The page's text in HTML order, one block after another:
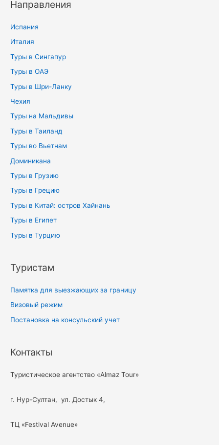
Направления
Испания
Италия
Туры в Сингапур
Туры в ОАЭ
Туры в Шри-Ланку
Чехия
Туры на Мальдивы
Туры в Таиланд
Туры во Вьетнам
Доминикана
Туры в Грузию
Туры в Грецию
Туры в Китай: остров Хайнань
Туры в Египет
Туры в Турцию
Туристам
Памятка для выезжающих за границу
Визовый режим
Постановка на консульский учет
Контакты
Туристическое агентство «Almaz Tour»
г. Нур-Султан, ул. Достык 4,
ТЦ «Festival Avenue»